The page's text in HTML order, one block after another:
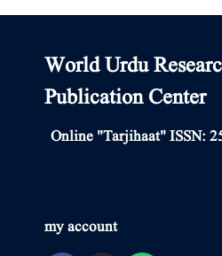
World Urdu
Publication Center
Online "Tarjihaat" ISSN:
my account